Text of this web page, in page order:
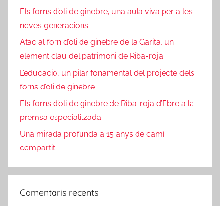
Els forns d’oli de ginebre, una aula viva per a les
noves generacions
Atac al forn d’oli de ginebre de la Garita, un
element clau del patrimoni de Riba-roja
L’educació, un pilar fonamental del projecte dels
forns d’oli de ginebre
Els forns d’oli de ginebre de Riba-roja d’Ebre a la
premsa especialitzada
Una mirada profunda a 15 anys de camí
compartit
Comentaris recents